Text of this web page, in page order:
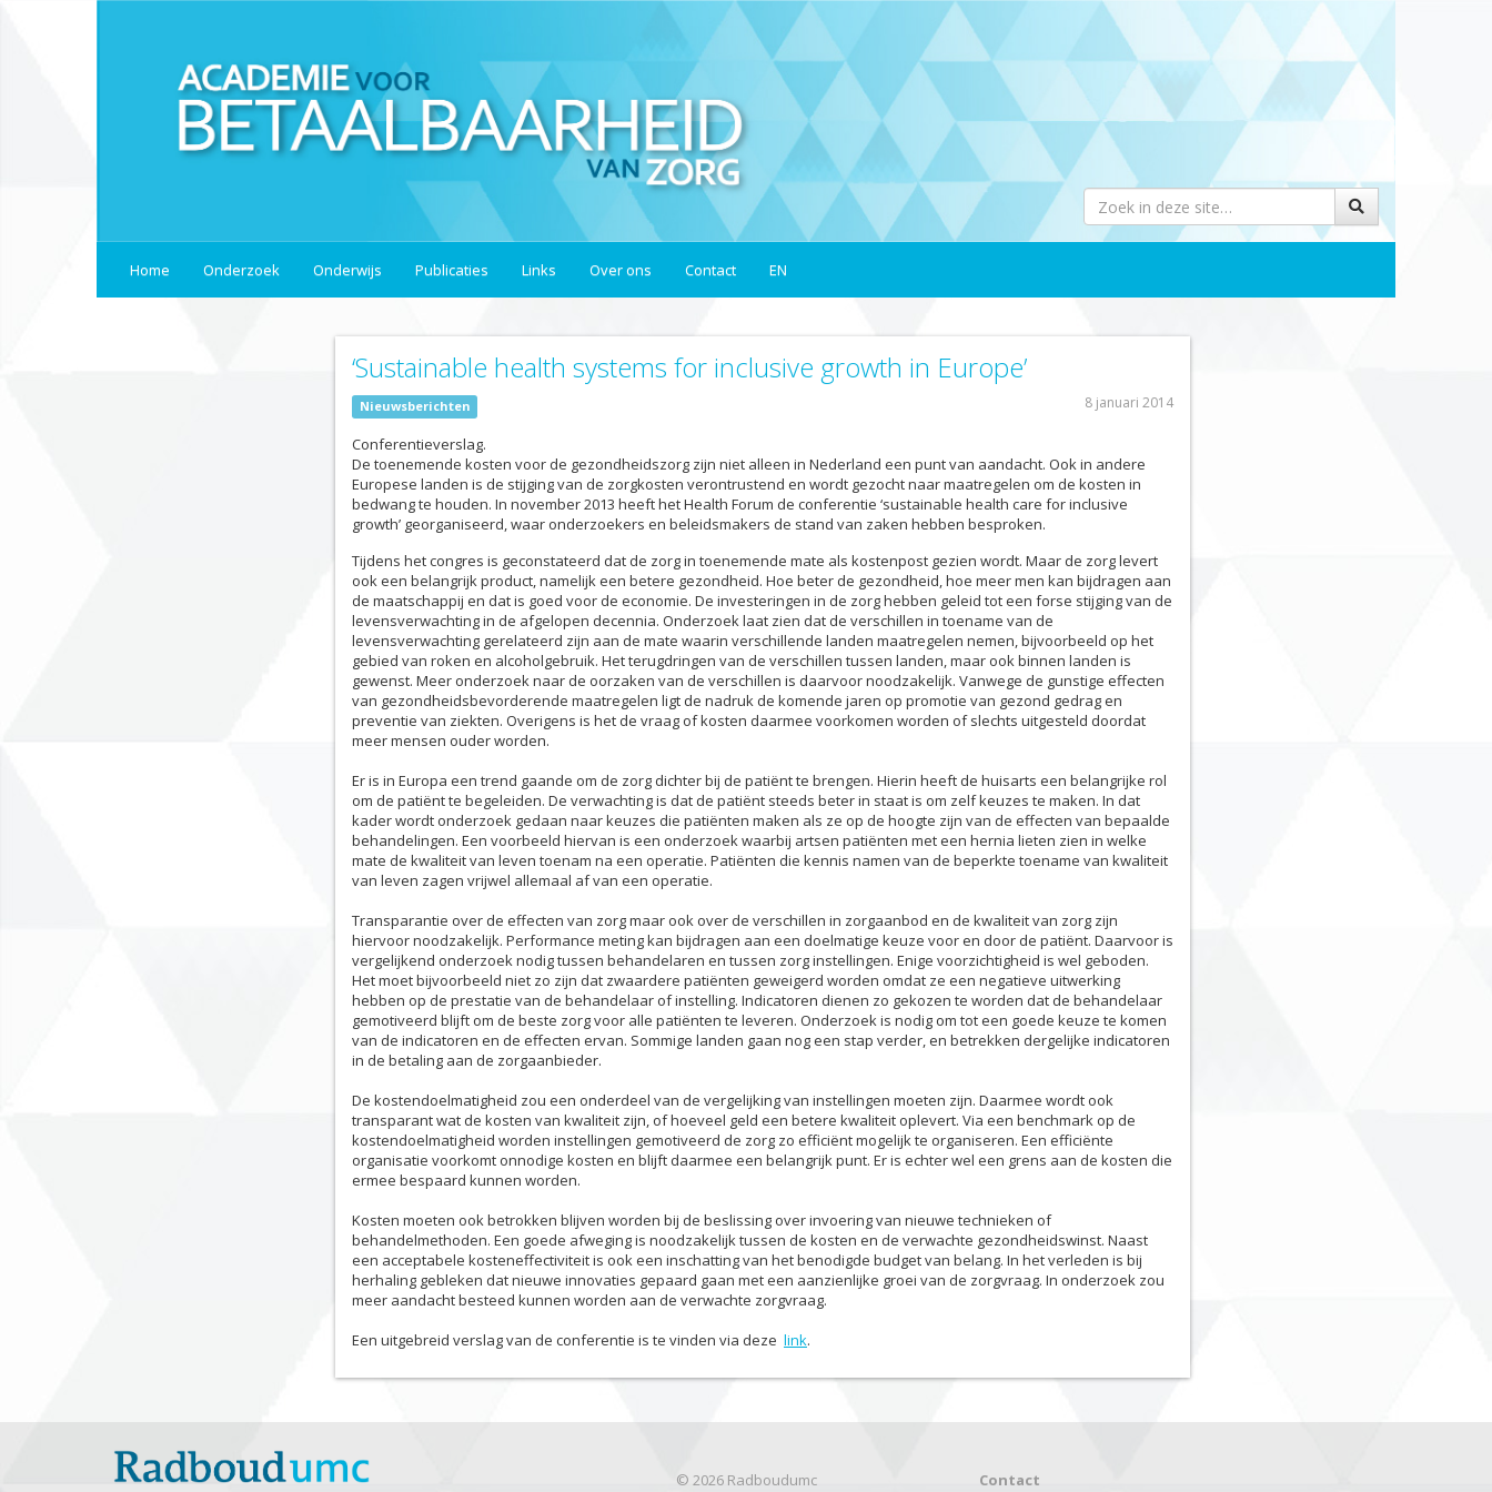
Home Onderzoek Onderwijs Publicaties Links Over ons Contact EN
‘Sustainable health systems for inclusive growth in Europe’
8 januari 2014
Nieuwsberichten
Conferentieverslag.
De toenemende kosten voor de gezondheidszorg zijn niet alleen in Nederland een punt van aandacht. Ook in andere
Europese landen is de stijging van de zorgkosten verontrustend en wordt gezocht naar maatregelen om de kosten in
bedwang te houden. In november 2013 heeft het Health Forum de conferentie ‘sustainable health care for inclusive
growth’ georganiseerd, waar onderzoekers en beleidsmakers de stand van zaken hebben besproken.
Tijdens het congres is geconstateerd dat de zorg in toenemende mate als kostenpost gezien wordt. Maar de zorg levert
ook een belangrijk product, namelijk een betere gezondheid. Hoe beter de gezondheid, hoe meer men kan bijdragen aan
de maatschappij en dat is goed voor de economie. De investeringen in de zorg hebben geleid tot een forse stijging van de
levensverwachting in de afgelopen decennia. Onderzoek laat zien dat de verschillen in toename van de
levensverwachting gerelateerd zijn aan de mate waarin verschillende landen maatregelen nemen, bijvoorbeeld op het
gebied van roken en alcoholgebruik. Het terugdringen van de verschillen tussen landen, maar ook binnen landen is
gewenst. Meer onderzoek naar de oorzaken van de verschillen is daarvoor noodzakelijk. Vanwege de gunstige effecten
van gezondheidsbevorderende maatregelen ligt de nadruk de komende jaren op promotie van gezond gedrag en
preventie van ziekten. Overigens is het de vraag of kosten daarmee voorkomen worden of slechts uitgesteld doordat
meer mensen ouder worden.
Er is in Europa een trend gaande om de zorg dichter bij de patiënt te brengen. Hierin heeft de huisarts een belangrijke rol
om de patiënt te begeleiden. De verwachting is dat de patiënt steeds beter in staat is om zelf keuzes te maken. In dat
kader wordt onderzoek gedaan naar keuzes die patiënten maken als ze op de hoogte zijn van de effecten van bepaalde
behandelingen. Een voorbeeld hiervan is een onderzoek waarbij artsen patiënten met een hernia lieten zien in welke
mate de kwaliteit van leven toenam na een operatie. Patiënten die kennis namen van de beperkte toename van kwaliteit
van leven zagen vrijwel allemaal af van een operatie.
Transparantie over de effecten van zorg maar ook over de verschillen in zorgaanbod en de kwaliteit van zorg zijn
hiervoor noodzakelijk. Performance meting kan bijdragen aan een doelmatige keuze voor en door de patiënt. Daarvoor is
vergelijkend onderzoek nodig tussen behandelaren en tussen zorg instellingen. Enige voorzichtigheid is wel geboden.
Het moet bijvoorbeeld niet zo zijn dat zwaardere patiënten geweigerd worden omdat ze een negatieve uitwerking
hebben op de prestatie van de behandelaar of instelling. Indicatoren dienen zo gekozen te worden dat de behandelaar
gemotiveerd blijft om de beste zorg voor alle patiënten te leveren. Onderzoek is nodig om tot een goede keuze te komen
van de indicatoren en de effecten ervan. Sommige landen gaan nog een stap verder, en betrekken dergelijke indicatoren
in de betaling aan de zorgaanbieder.
De kostendoelmatigheid zou een onderdeel van de vergelijking van instellingen moeten zijn. Daarmee wordt ook
transparant wat de kosten van kwaliteit zijn, of hoeveel geld een betere kwaliteit oplevert. Via een benchmark op de
kostendoelmatigheid worden instellingen gemotiveerd de zorg zo efficiënt mogelijk te organiseren. Een efficiënte
organisatie voorkomt onnodige kosten en blijft daarmee een belangrijk punt. Er is echter wel een grens aan de kosten die
ermee bespaard kunnen worden.
Kosten moeten ook betrokken blijven worden bij de beslissing over invoering van nieuwe technieken of
behandelmethoden. Een goede afweging is noodzakelijk tussen de kosten en de verwachte gezondheidswinst. Naast
een acceptabele kosteneffectiviteit is ook een inschatting van het benodigde budget van belang. In het verleden is bij
herhaling gebleken dat nieuwe innovaties gepaard gaan met een aanzienlijke groei van de zorgvraag. In onderzoek zou
meer aandacht besteed kunnen worden aan de verwachte zorgvraag.
Een uitgebreid verslag van de conferentie is te vinden via deze link.
Contact
© 2026 Radboudumc